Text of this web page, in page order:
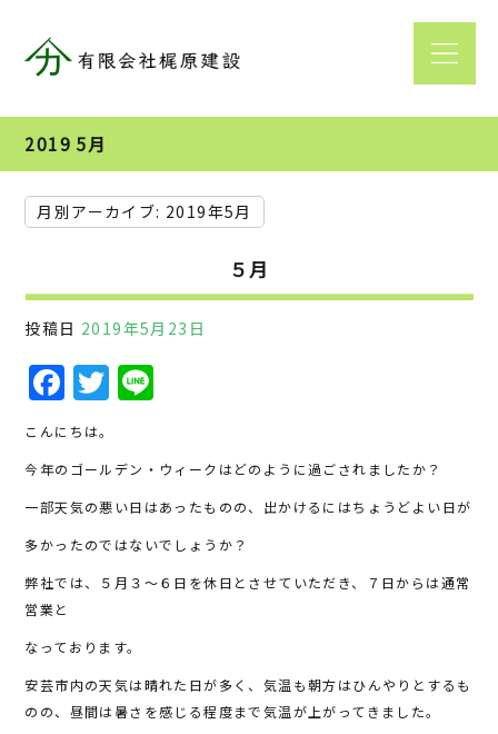
2019 5月
月別アーカイブ: 2019年5月
５月
投稿日 2019年5月23日
F
a
c
e
b
o
o
k
T
w
it
te
r
e
こんにちは。
今年のゴールデン・ウィークはどのように過ごされましたか？
一部天気の悪い日はあったものの、出かけるにはちょうどよい日が
多かったのではないでしょうか？
弊社では、５月３～６日を休日とさせていただき、７日からは通常
営業と
なっております。
安芸市内の天気は晴れた日が多く、気温も朝方はひんやりとするも
のの、昼間は暑さを感じる程度まで気温が上がってきました。